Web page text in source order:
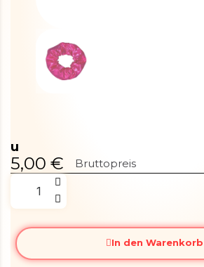
u
5,00 € Bruttopreis
In den Warenkorb